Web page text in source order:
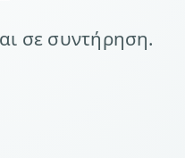
σε συντήρηση.